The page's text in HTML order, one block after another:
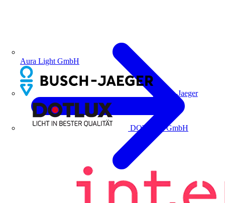
Aura Light GmbH
Busch-Jaeger
DOTLUX GmbH